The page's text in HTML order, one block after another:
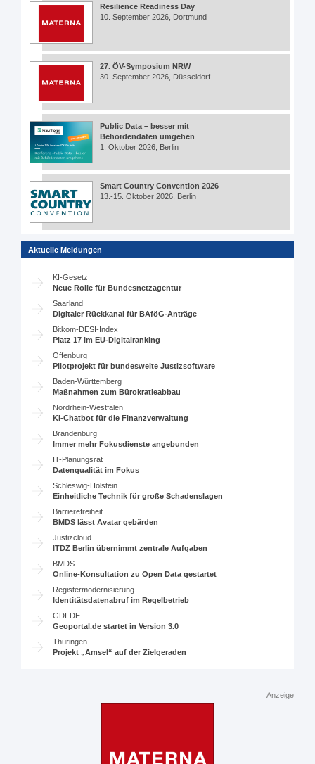
Resilience Readiness Day
10. September 2026, Dortmund
27. ÖV-Symposium NRW
30. September 2026, Düsseldorf
Public Data – besser mit
Behördendaten umgehen
1. Oktober 2026, Berlin
Smart Country Convention 2026
13.-15. Oktober 2026, Berlin
Aktuelle Meldungen
KI-Gesetz
Neue Rolle für Bundesnetzagentur
Saarland
Digitaler Rückkanal für BAföG-Anträge
Bitkom-DESI-Index
Platz 17 im EU-Digitalranking
Offenburg
Pilotprojekt für bundesweite Justizsoftware
Baden-Württemberg
Maßnahmen zum Bürokratieabbau
Nordrhein-Westfalen
KI-Chatbot für die Finanzverwaltung
Brandenburg
Immer mehr Fokusdienste angebunden
IT-Planungsrat
Datenqualität im Fokus
Schleswig-Holstein
Einheitliche Technik für große Schadenslagen
Barrierefreiheit
BMDS lässt Avatar gebärden
Justizcloud
ITDZ Berlin übernimmt zentrale Aufgaben
BMDS
Online-Konsultation zu Open Data gestartet
Registermodernisierung
Identitätsdatenabruf im Regelbetrieb
GDI-DE
Geoportal.de startet in Version 3.0
Thüringen
Projekt „Amsel“ auf der Zielgeraden
Anzeige